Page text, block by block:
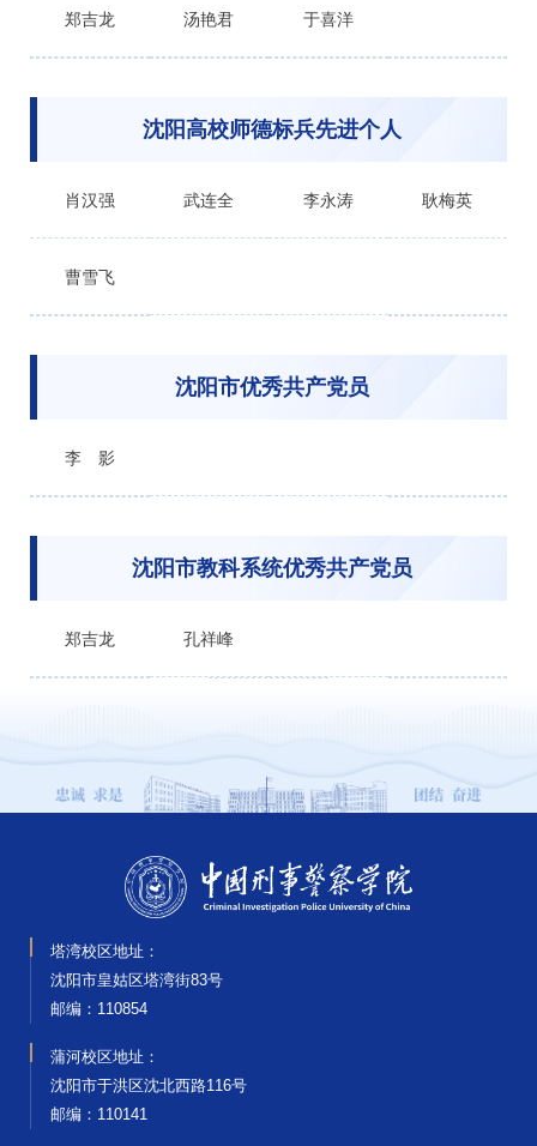
郑吉龙 汤艳君 于喜洋
沈阳高校师德标兵先进个人
肖汉强 武连全 李永涛 耿梅英
曹雪飞
沈阳市优秀共产党员
李 影
沈阳市教科系统优秀共产党员
郑吉龙 孔祥峰
塔湾校区地址：
沈阳市皇姑区塔湾街83号
邮编‌：110854
蒲河校区地址：
沈阳市于洪区沈北西路116号
邮编‌：110141